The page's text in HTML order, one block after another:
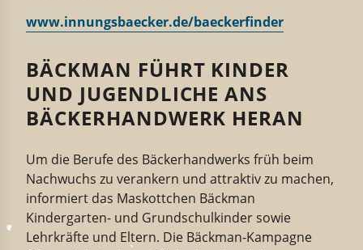
www.innungsbaecker.de/baeckerfinder
BÄCKMAN FÜHRT KINDER
UND JUGENDLICHE ANS
BÄCKERHANDWERK HERAN
Um die Berufe des Bäckerhandwerks früh beim
Nachwuchs zu verankern und attraktiv zu machen,
informiert das Maskottchen Bäckman
Kindergarten- und Grundschulkinder sowie
Lehrkräfte und Eltern. Die Bäckman-Kampagne